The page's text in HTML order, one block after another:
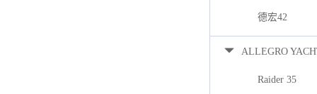
德宏42
ALLEGRO
Raider 35